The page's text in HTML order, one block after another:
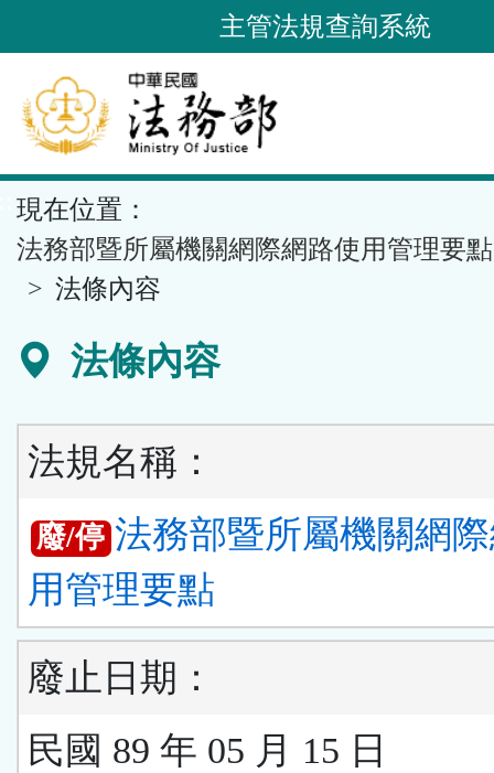
到
要
內
容
區
塊
主管法規查詢系統
現在位置：
法務部暨所屬機關網際網路使用管理要點
法條內容
法條內容
法規名稱：
廢/停 法務部暨所屬機關網
用管理要點
廢止日期：
民國 89 年 05 月 15 日